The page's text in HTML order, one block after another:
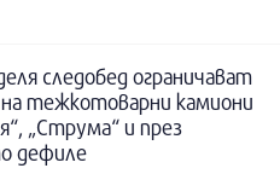
следобед ограничават
тежкотоварни камиони
„Струма“ и през
дефиле